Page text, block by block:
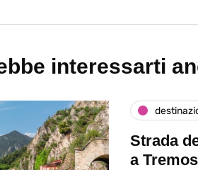
interessarti
Strada
a